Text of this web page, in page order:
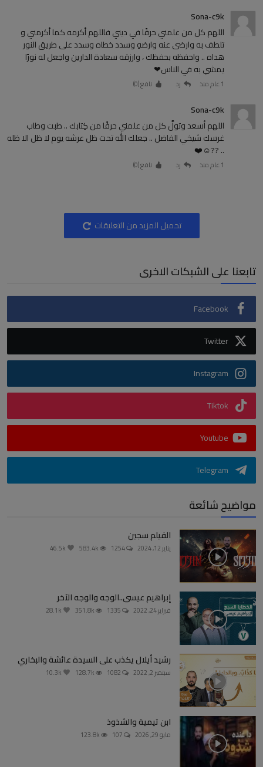
Sona-c9k
اللهم كل من علمني حرفًا في ديني فاللهم أكرمه كما أكرمني و
تلطف به وارضى عنه وارضهِ وسدد خطاه وسدد على طريق النور
هداه .. واحفظه بحفظك ، وارزقه سعادة الدارين واجعل له نورًا
يمشي به في الناس❤
1 عام منذ رد نافع (0
)
Sona-c9k
اللهم أسعد وتولَّ كل من علمني حرفًا من كِتابك .. طبت وطاب
غرسك شيخي الفاضل .. جعلك الله تحت ظل عرشه يوم لا ظل الا ظله
.. ??☺️❤️
1 عام منذ رد نافع (0
)
تحميل المزيد من التعليقات
تابعنا على الشبكات الاخرى
Facebook
Twitter
Instagram
Tiktok
Youtube
Telegram
مواضيح شائعة
الفيلم سجين
يناير 12, 2024
إبراهيم عيسى..الوجه والوجه الآخر
فبراير 24, 2022
رشيد أيلال يكذب على السيدة عائشة والبخاري
سبتمبر 2, 2022
ابن تيمية والشذوذ
مايو 29, 2026